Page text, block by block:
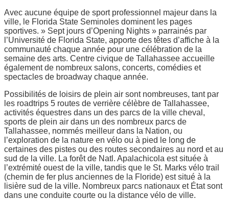
Avec aucune équipe de sport professionnel majeur dans la
ville, le Florida State Seminoles dominent les pages
sportives. » Sept jours d’Opening Nights » parrainés par
l’Université de Florida State, apporte des têtes d’affiche à la
communauté chaque année pour une célébration de la
semaine des arts. Centre civique de Tallahassee accueille
également de nombreux salons, concerts, comédies et
spectacles de broadway chaque année.
Possibilités de loisirs de plein air sont nombreuses, tant par
les roadtrips 5 routes de verrière célèbre de Tallahassee,
activités équestres dans un des parcs de la ville cheval,
sports de plein air dans un des nombreux parcs de
Tallahassee, nommés meilleur dans la Nation, ou
l’exploration de la nature en vélo ou à pied le long de
certaines des pistes ou des routes secondaires au nord et au
sud de la ville. La forêt de Natl. Apalachicola est située à
l’extrémité ouest de la ville, tandis que le St. Marks vélo trail
(chemin de fer plus anciennes de la Floride) est situé à la
lisière sud de la ville. Nombreux parcs nationaux et État sont
dans une conduite courte ou la distance vélo de ville.